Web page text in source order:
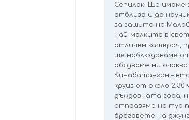
Сепилок. Ще имаме
отблизо и да
за защита на
най-малките в
отличен катерач,
ще наблюдаваме
обядваме ни
Кинабатанган –
круиз от около
дъждовната гора,
отправяме на тур
бреговете на